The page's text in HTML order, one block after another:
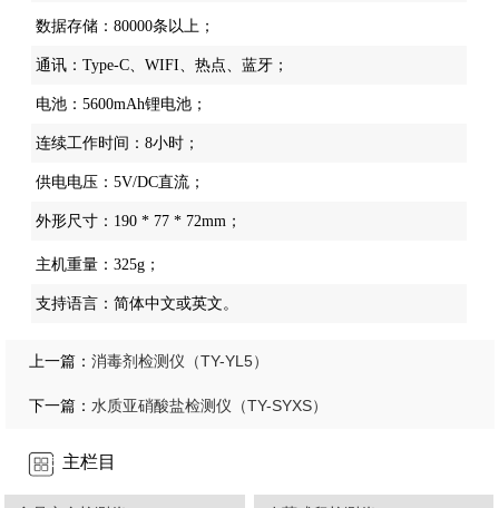
数据存储：80000条以上；
通讯：Type-C、WIFI、热点、蓝牙；
电池：5600mAh锂电池；
连续工作时间：8小时；
供电电压：5V/DC直流；
外形尺寸：190 * 77 * 72mm；
主机重量：325g；
支持语言：简体中文或英文。
上一篇：消毒剂检测仪（TY-YL5）
下一篇：水质亚硝酸盐检测仪（TY-SYXS）
主栏目